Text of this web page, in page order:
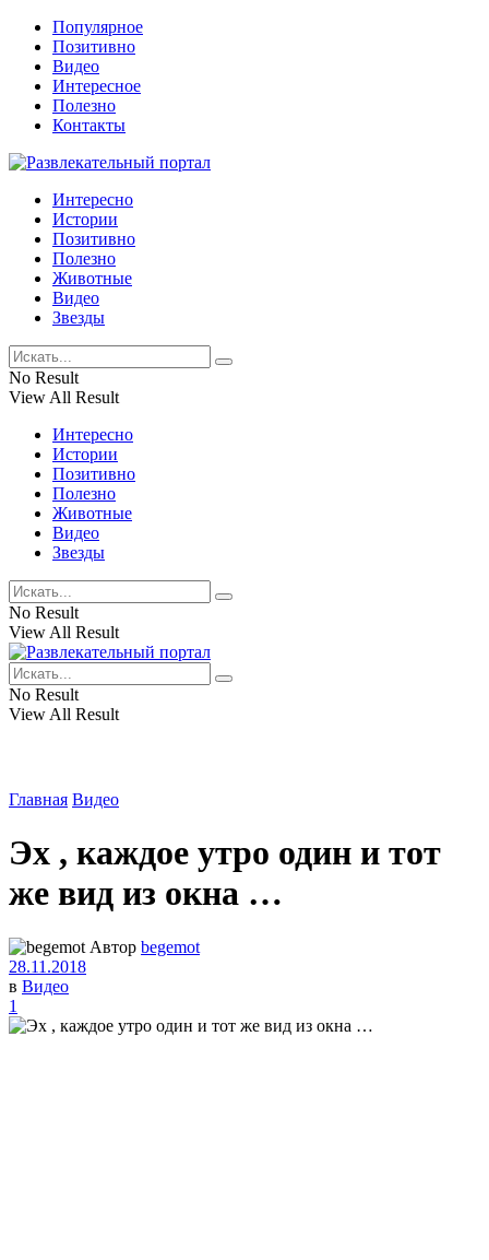
Популярное
Позитивно
Видео
Интересное
Полезно
Контакты
Интересно
Истории
Позитивно
Полезно
Животные
Видео
Звезды
No Result
View All Result
Интересно
Истории
Позитивно
Полезно
Животные
Видео
Звезды
No Result
View All Result
No Result
View All Result
Главная Видео
Эх , каждое утро один и тот
же вид из окна …
Автор begemot
28.11.2018
в Видео
1